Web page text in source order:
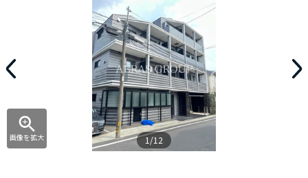
画像を拡大 1/12